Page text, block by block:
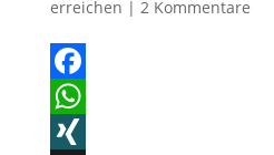
erreichen | 2 Kommentare
F
aW